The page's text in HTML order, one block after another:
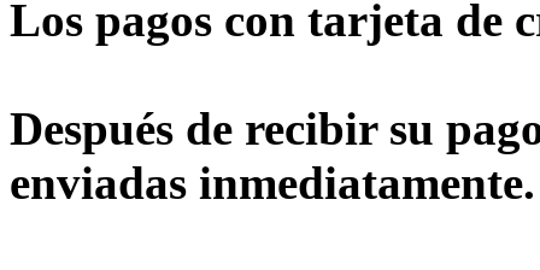
Los pagos con tarjeta de
Después de recibir su
enviadas inmediatamente.